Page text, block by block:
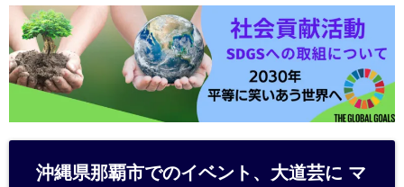
沖縄県那覇市でのイベント、大道芸に マ